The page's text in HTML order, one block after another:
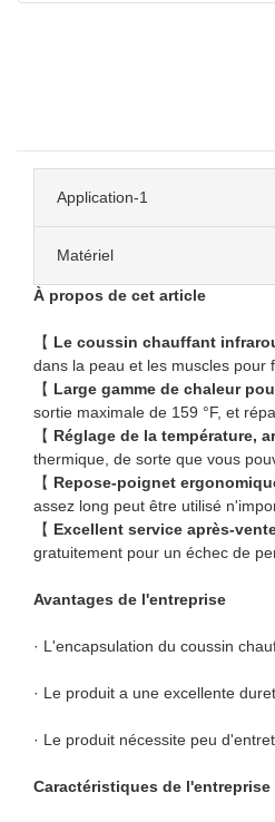
Application-1
Matériel
À propos de cet article
【 Le coussin chauffant
dans la peau et les muscles pour
【 Large gamme de chaleur
sortie maximale de 159 °F, et
【 Réglage de la température,
thermique, de sorte que vous
【 Repose-poignet
assez long peut être utilisé
【 Excellent service après-
gratuitement pour un échec de
Avantages de l'entreprise
· L'encapsulation du coussin
· Le produit a une excellente
· Le produit nécessite peu
Caractéristiques de l'entreprise